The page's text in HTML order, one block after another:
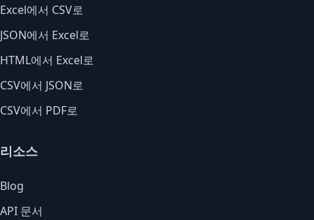
Excel에서 CSV로
JSON에서 Excel로
HTML에서 Excel로
CSV에서 JSON로
CSV에서 PDF로
리소스
Blog
API 문서